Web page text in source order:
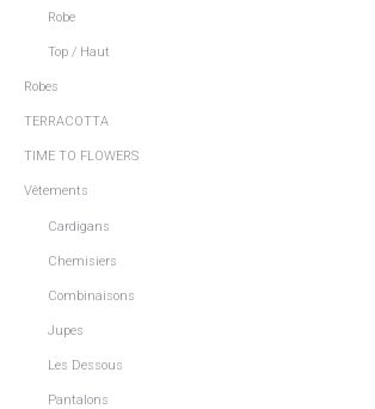
Robe
Top / Haut
Robes
TERRACOTTA
TIME TO FLOWERS
Vêtements
Cardigans
Chemisiers
Combinaisons
Jupes
Les Dessous
Pantalons